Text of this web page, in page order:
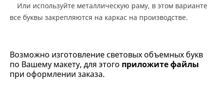
Или используйте металлическую раму, в этом варианте
все буквы закрепляются на каркас на производстве.
Возможно изготовление световых объемных букв
по Вашему макету, для этого приложите файлы
при оформлении заказа.